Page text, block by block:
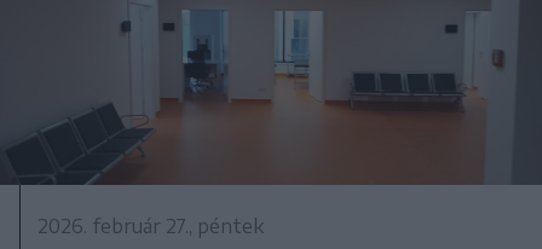
2026. február 27., péntek